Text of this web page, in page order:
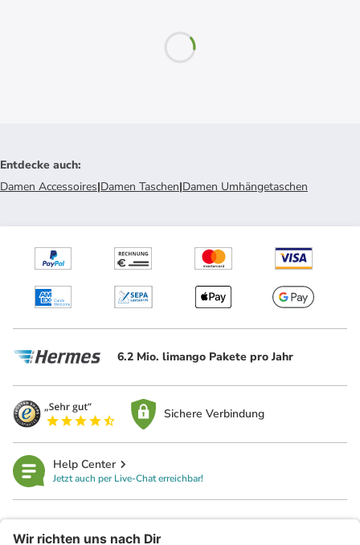
Entdecke auch:
Damen Accessoires|Damen Taschen|Damen Umhängetaschen
6.2 Mio. limango Pakete pro Jahr
Sichere Verbindung
Help Center
Jetzt auch per Live-Chat erreichbar!